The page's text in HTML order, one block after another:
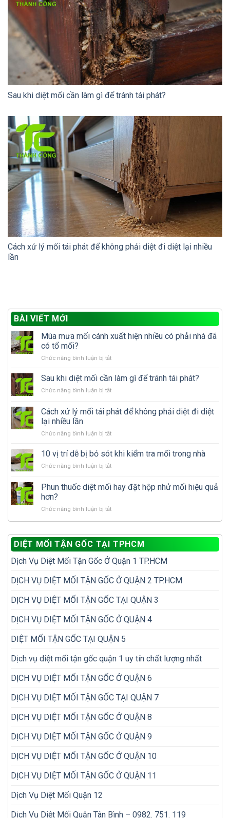
Sau khi diệt mối cần làm gì để tránh tái phát?
Cách xử lý mối tái phát để không phải diệt đi diệt lại nhiều
lần
BÀI VIẾT MỚI
Mùa mưa mối cánh xuất hiện nhiều có phải nhà đã
có tổ mối?
Chức năng bình luận bị tắtở
mưa
cánh
hiện
phải
đã
Sau khi diệt mối cần làm gì để tránh tái phát?
Chức năng bình luận bị tắtở
khi
diệt
cần
gì
tránh
phát?
Cách xử lý mối tái phát để không phải diệt đi diệt
lại nhiều lần
Chức năng bình luận bị tắtở
xử
mối
phát
phải
diệt
diệt
lại
lần
10 vị trí dễ bị bỏ sót khi kiểm tra mối trong nhà
Chức năng bình luận bị tắtở
vị
trí
bị
khi
kiểm
tra
mối
nhà
Phun thuốc diệt mối hay đặt hộp nhử mối hiệu quả
hơn?
Chức năng bình luận bị tắtở
diệt
mối
hay
đặt
nhử
hiệu
quả
hơn?
DIỆT MỐI TẬN GỐC TẠI TPHCM
Dịch Vụ Diệt Mối Tận Gốc Ở Quận 1 TP.HCM
DỊCH VỤ DIỆT MỐI TẬN GỐC Ở QUẬN 2 TP.HCM
DỊCH VỤ DIỆT MỐI TẬN GỐC TẠI QUẬN 3
DỊCH VỤ DIỆT MỐI TẬN GỐC Ở QUẬN 4
DIỆT MỐI TẬN GỐC TẠI QUẬN 5
Dịch vụ diệt mối tận gốc quận 1 uy tín chất lượng nhất
DỊCH VỤ DIỆT MỐI TẬN GỐC Ở QUẬN 6
DỊCH VỤ DIỆT MỐI TẬN GỐC TẠI QUẬN 7
DỊCH VỤ DIỆT MỐI TẬN GỐC Ở QUẬN 8
DỊCH VỤ DIỆT MỐI TẬN GỐC Ở QUẬN 9
DỊCH VỤ DIỆT MỐI TẬN GỐC Ở QUẬN 10
DỊCH VỤ DIỆT MỐI TẬN GỐC Ở QUẬN 11
Dịch Vụ Diệt Mối Quận 12
Dịch Vụ Diệt Mối Quận Tân Bình – 0982. 751. 119